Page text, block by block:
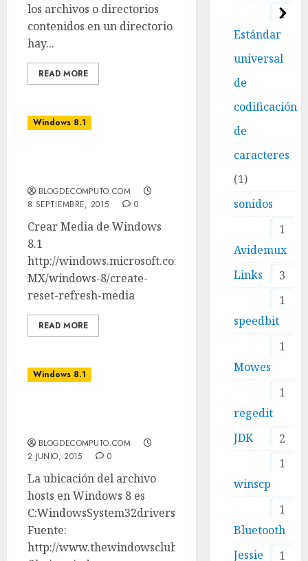
los archivos o directorios
contenidos en un directorio
hay...
READ MORE
Windows 8.1
BLOGDECOMPUTO.COM
8 SEPTIEMBRE, 2015
0
Crear Media de Windows
8.1
http://windows.microsoft.com/es-
MX/windows-8/create-
reset-refresh-media
READ MORE
Windows 8.1
BLOGDECOMPUTO.COM
2 JUNIO, 2015
0
La ubicación del archivo
hosts en Windows 8 es
C:WindowsSystem32driversetc
Fuente:
http://www.thewindowsclub.com/hosts-
1
Estándar
universal
de
codificación
de
caracteres
1
sonidos
1
Avidemux
3
Links
1
speedbit
1
Mowes
1
regedit
2
JDK
1
winscp
1
Bluetooth
1
Jessie